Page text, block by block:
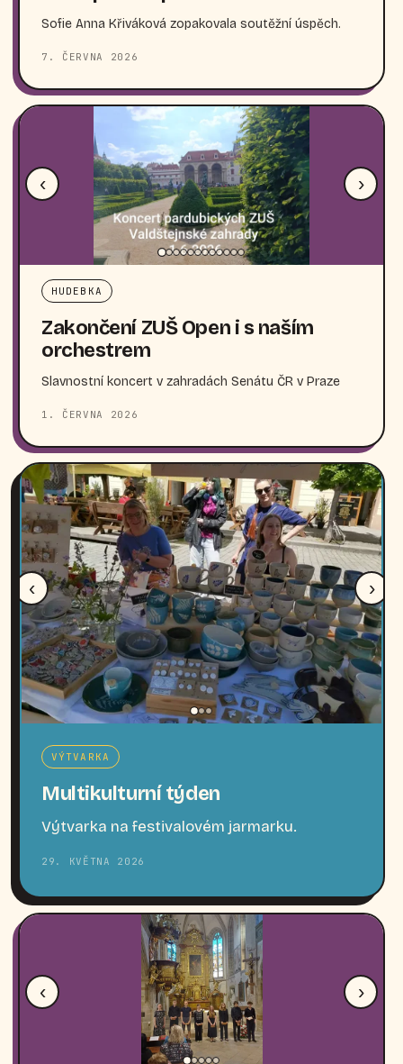
Sofie Anna Křiváková zopakovala soutěžní úspěch.
7. ČERVNA 2026
‹ ›
HUDEBKA
Zakončení ZUŠ Open i s naším
orchestrem
Slavnostní koncert v zahradách Senátu ČR v Praze
1. ČERVNA 2026
‹ ›
VÝTVARKA
Multikulturní týden
Výtvarka na festivalovém jarmarku.
29. KVĚTNA 2026
‹ ›